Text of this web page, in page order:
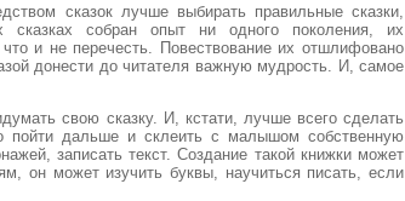
сказок лучше выбирать правильные сказки,
сказках собран опыт ни одного поколения, их
и не перечесть. Повествование их отшлифовано
донести до читателя важную мудрость. И, самое
свою сказку. И, кстати, лучше всего сделать
пойти дальше и склеить с малышом собственную
записать текст. Создание такой книжки может
он может изучить буквы, научиться писать, если